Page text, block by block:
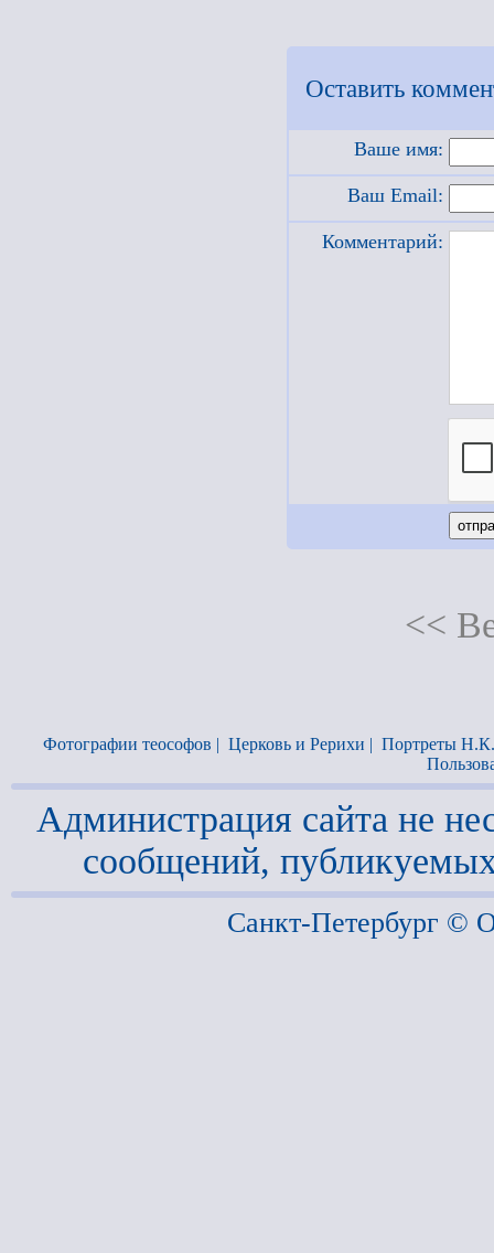
Оставить
Ваше имя:
Ваш Email:
Комментарий:
<<
Фотографии теософов | Церковь и Рерихи | Портреты
Администрация сайта не
сообщений,
Санкт-Петербург